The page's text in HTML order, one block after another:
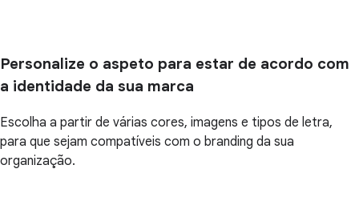
Personalize o aspeto para estar de acordo com
a identidade da sua marca
Escolha a partir de várias cores, imagens e tipos de letra,
para que sejam compatíveis com o branding da sua
organização.